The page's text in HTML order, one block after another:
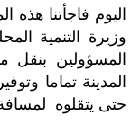
اليوم فاجأتنا هذه
وزيرة التنمية
المسؤولين بنقل
حتى يتقلوه لمسافة قيمة